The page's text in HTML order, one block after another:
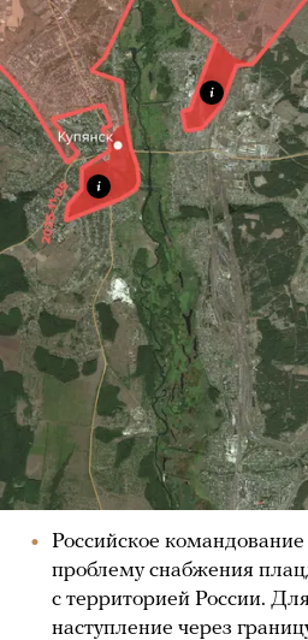
Российское
проблему снабжения
с территорией России.
наступление через